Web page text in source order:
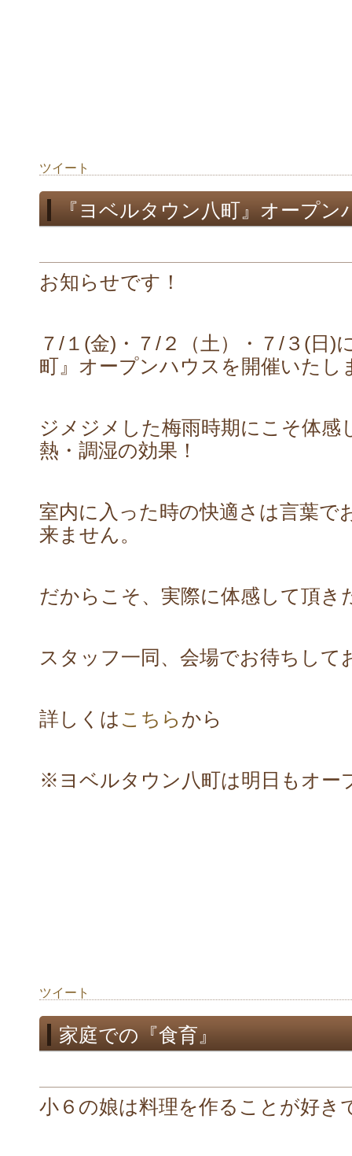
ツイート
『ヨベルタウン八町』オープン
お知らせです！
７/１(金)・７/２（土）・７/３(日)
町』オープンハウスを開催いたし
ジメジメした梅雨時期にこそ体感
熱・調湿の効果！
室内に入った時の快適さは言葉で
来ません。
だからこそ、実際に体感して頂き
スタッフ一同、会場でお待ちして
詳しくは こちら から
※ヨベルタウン八町は明日もオー
ツイート
家庭での『食育』
小６の娘は料理を作ることが好き